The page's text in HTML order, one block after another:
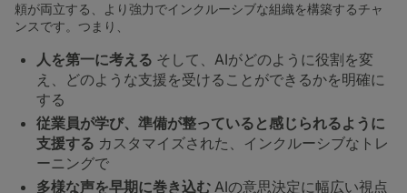
頼が両立する、より強力でインクルーシブな組織を構築するチャ
ンスです。つまり、
人を第一に考える そして、AIがどのように役割を変
え、どのような支援を受けることができるかを明確に
する
従業員が学び、準備が整っていると感じられるように
支援する カスタマイズされた、インクルーシブなトレ
ーニングで
多様な声を早期に巻き込む AIの意思決定に幅広い視点